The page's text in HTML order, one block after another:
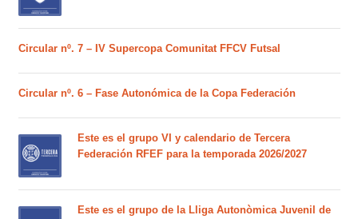
Circular nº. 7 – IV Supercopa Comunitat FFCV Futsal
Circular nº. 6 – Fase Autonómica de la Copa Federación
Este es el grupo VI y calendario de Tercera
Federación RFEF para la temporada 2026/2027
Este es el grupo de la Lliga Autonòmica Juvenil de